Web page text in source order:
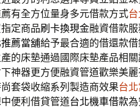
有全方位量身多元借款方式
定商品刷卡換現金融資借款
薦當舖給予最合適的借還款
的床墊通過國際床墊產品相
神器更方便融資管道歡樂美麗
套袋收縮系列製造商效果台
便利借貸管道台北機車借款